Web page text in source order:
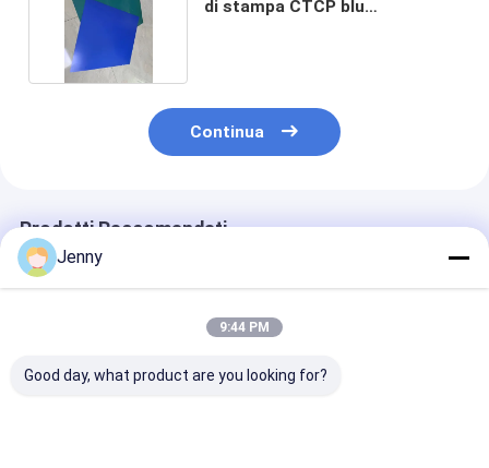
di stampa CTCP blu
Continua
Prodotti Raccomandati
Jenny
9:44 PM
Good day, what product are you looking for?